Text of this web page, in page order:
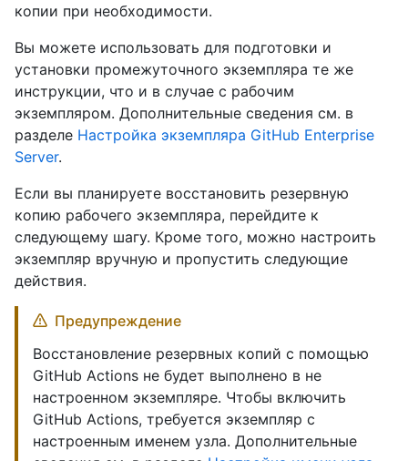
копии при необходимости.
Вы можете использовать для подготовки и
установки промежуточного экземпляра те же
инструкции, что и в случае с рабочим
экземпляром. Дополнительные сведения см. в
разделе Настройка экземпляра GitHub Enterprise
Server.
Если вы планируете восстановить резервную
копию рабочего экземпляра, перейдите к
следующему шагу. Кроме того, можно настроить
экземпляр вручную и пропустить следующие
действия.
Предупреждение
Восстановление резервных копий с помощью
GitHub Actions не будет выполнено в не
настроенном экземпляре. Чтобы включить
GitHub Actions, требуется экземпляр с
настроенным именем узла. Дополнительные